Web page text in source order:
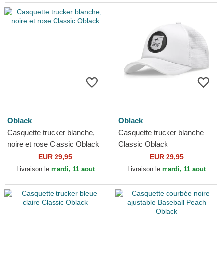
Oblack
Casquette trucker blanche,
noire et rose Classic Oblack
EUR 29,95
Livraison le mardi, 11 aout
Oblack
Casquette trucker blanche
Classic Oblack
EUR 29,95
Livraison le mardi, 11 aout